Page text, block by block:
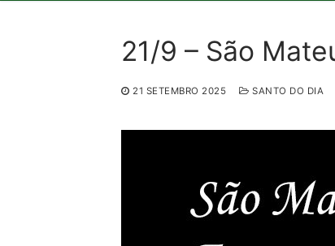
Blog
21/9 – São
21 SETEMBRO 2025 SANTO DO DIA